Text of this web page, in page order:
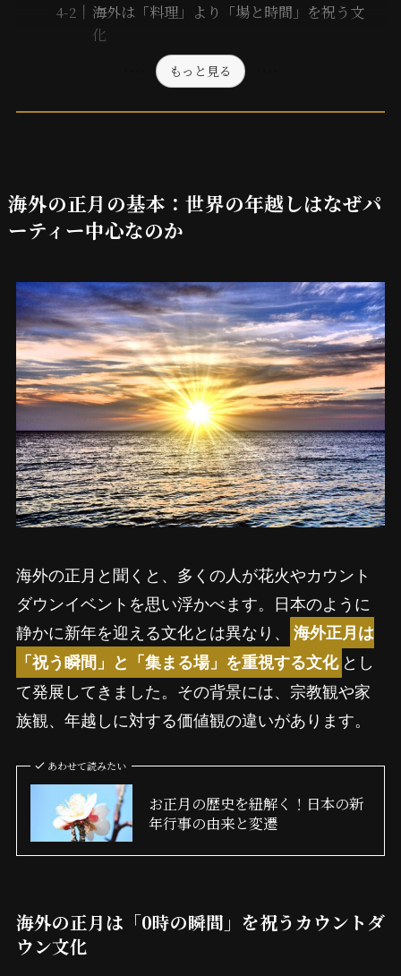
海外は「料理」より「場と時間」を祝う文
化
もっと見る
海外の正月の基本：世界の年越しはなぜパ
ーティー中心なのか
海外の正月と聞くと、多くの人が花火やカウント
ダウンイベントを思い浮かべます。日本のように
静かに新年を迎える文化とは異なり、
海外正月は
「祝う瞬間」と「集まる場」を重視する文化 とし
て発展してきました。その背景には、宗教観や家
族観、年越しに対する価値観の違いがあります。
あわせて読みたい
お正月の歴史を紐解く！日本の新
年行事の由来と変遷
海外の正月は「0時の瞬間」を祝うカウントダ
ウン文化